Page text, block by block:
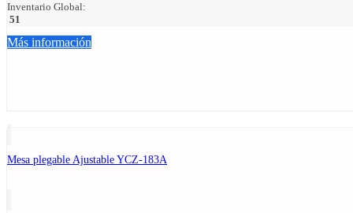
Inventario Global:
51
Más información
Mesa plegable Ajustable YCZ-183A